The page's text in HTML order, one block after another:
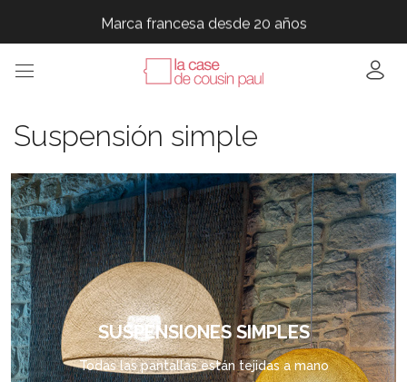
Marca francesa desde 20 años
Marca francesa desde 20 años
Marca francesa desde 20 años
Marca francesa desde 20 años
Suspensión simple
SUSPENSIONES SIMPLES
Todas las pantallas están tejidas a mano